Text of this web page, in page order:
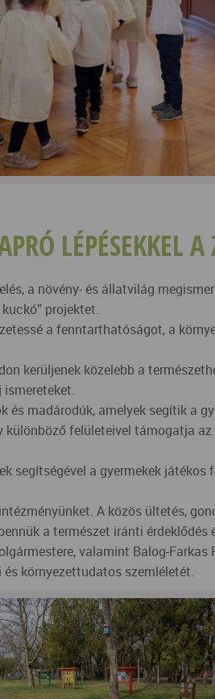
LÉPÉSEKKEL A
a növény- és állatvilág
projektet.
a fenntarthatóságot, a
kerüljenek közelebb a
madárodúk, amelyek segítik a
felületeivel támogatja
segítségével a gyermekek
A közös ültetés,
a természet iránti érdeklődés
valamint Balog-
környezettudatos szemléletét.